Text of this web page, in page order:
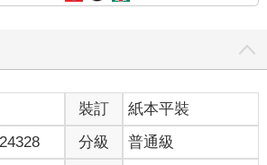
裝訂
紙本平裝
分級 普通級